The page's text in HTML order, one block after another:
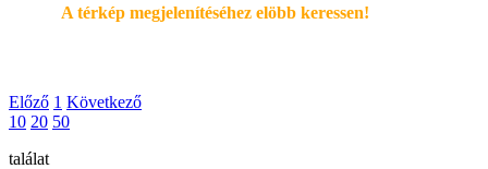
A térkép megjelenítéséhez elöbb keressen!
Előző 1 Következő
10 20 50
találat